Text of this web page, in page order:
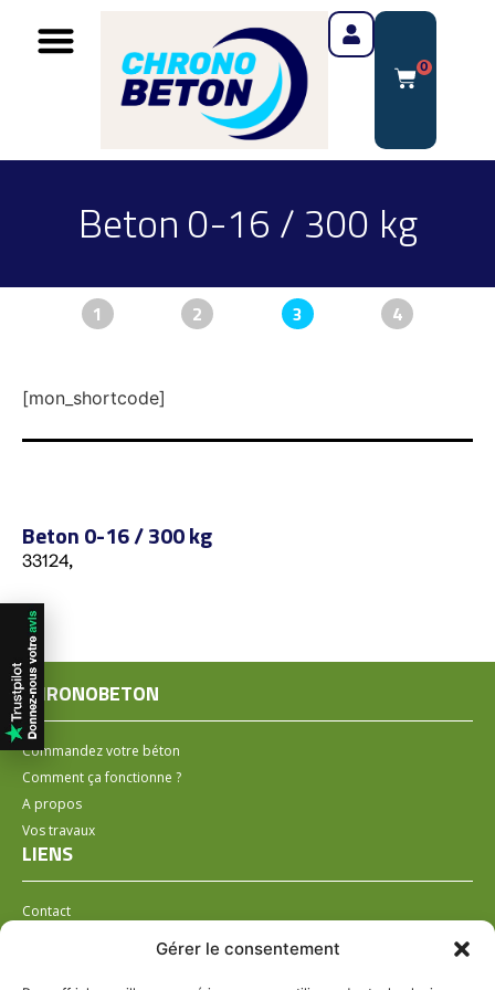
Gérer le consentement
0
Beton 0-16 / 300 kg
1 2 3 4
[mon_shortcode]
Beton 0-16 / 300 kg
33124,
CHRONOBETON
Commandez votre béton
Comment ça fonctionne ?
A propos
Vos travaux
LIENS
Contact